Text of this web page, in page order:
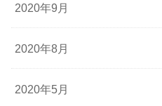
2020年9月
2020年8月
2020年5月